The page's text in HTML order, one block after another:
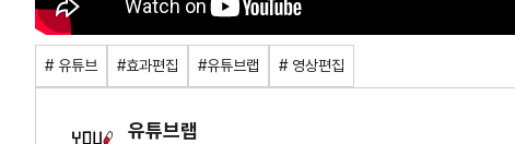
# 유튜브 #효과편집 #유튜브랩 # 영상편집
유튜브랩